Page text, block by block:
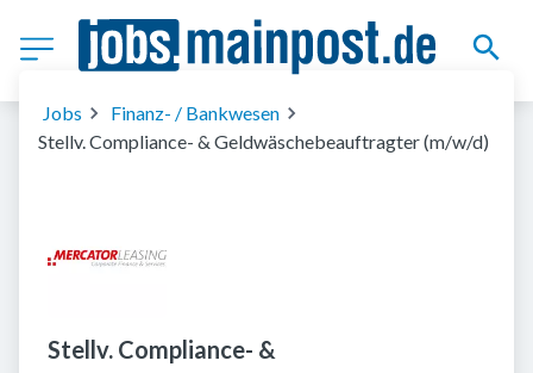
Jobs
Finanz- / Bankwesen
Stellv. Compliance- & Geldwäschebeauftragter (m/w/d)
Stellv. Compliance- &